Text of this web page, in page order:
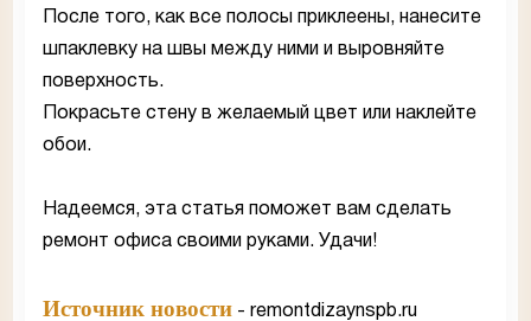
После того, как все полосы приклеены, нанесите
шпаклевку на швы между ними и выровняйте
поверхность.
Покрасьте стену в желаемый цвет или наклейте
обои.
Надеемся, эта статья поможет вам сделать
ремонт офиса своими руками. Удачи!
Источник новости - remontdizaynspb.ru